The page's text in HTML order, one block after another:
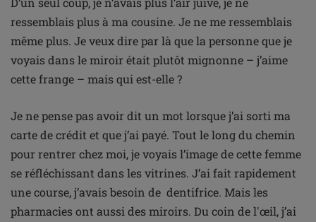
ressemblais plus à ma cousine. Je ne me ressemblais
même plus. Je veux dire par là que la personne que je
voyais dans le miroir était plutôt mignonne – j’aime
cette frange – mais qui est-elle ?
Je ne pense pas avoir dit un mot lorsque j’ai sorti ma
carte de crédit et que j’ai payé. Tout le long du chemin
pour rentrer chez moi, je voyais l’image de cette femme
se réfléchissant dans les vitrines. J’ai fait rapidement
une course, j’avais besoin de dentifrice. Mais les
pharmacies ont aussi des miroirs. Du coin de l'œil, j’ai